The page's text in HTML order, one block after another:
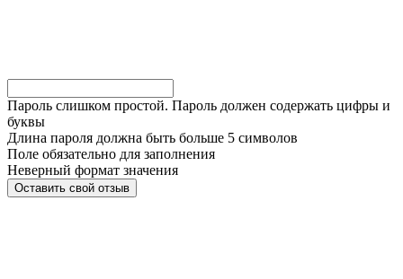
Пароль слишком простой. Пароль должен содержать цифры и
буквы
Длина пароля должна быть больше 5 символов
Поле обязательно для заполнения
Неверный формат значения